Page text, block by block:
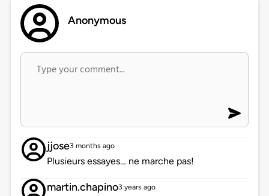
Anonymous
jjose3 months ago
Plusieurs essayes… ne marche pas!
martin.chapino3 years ago